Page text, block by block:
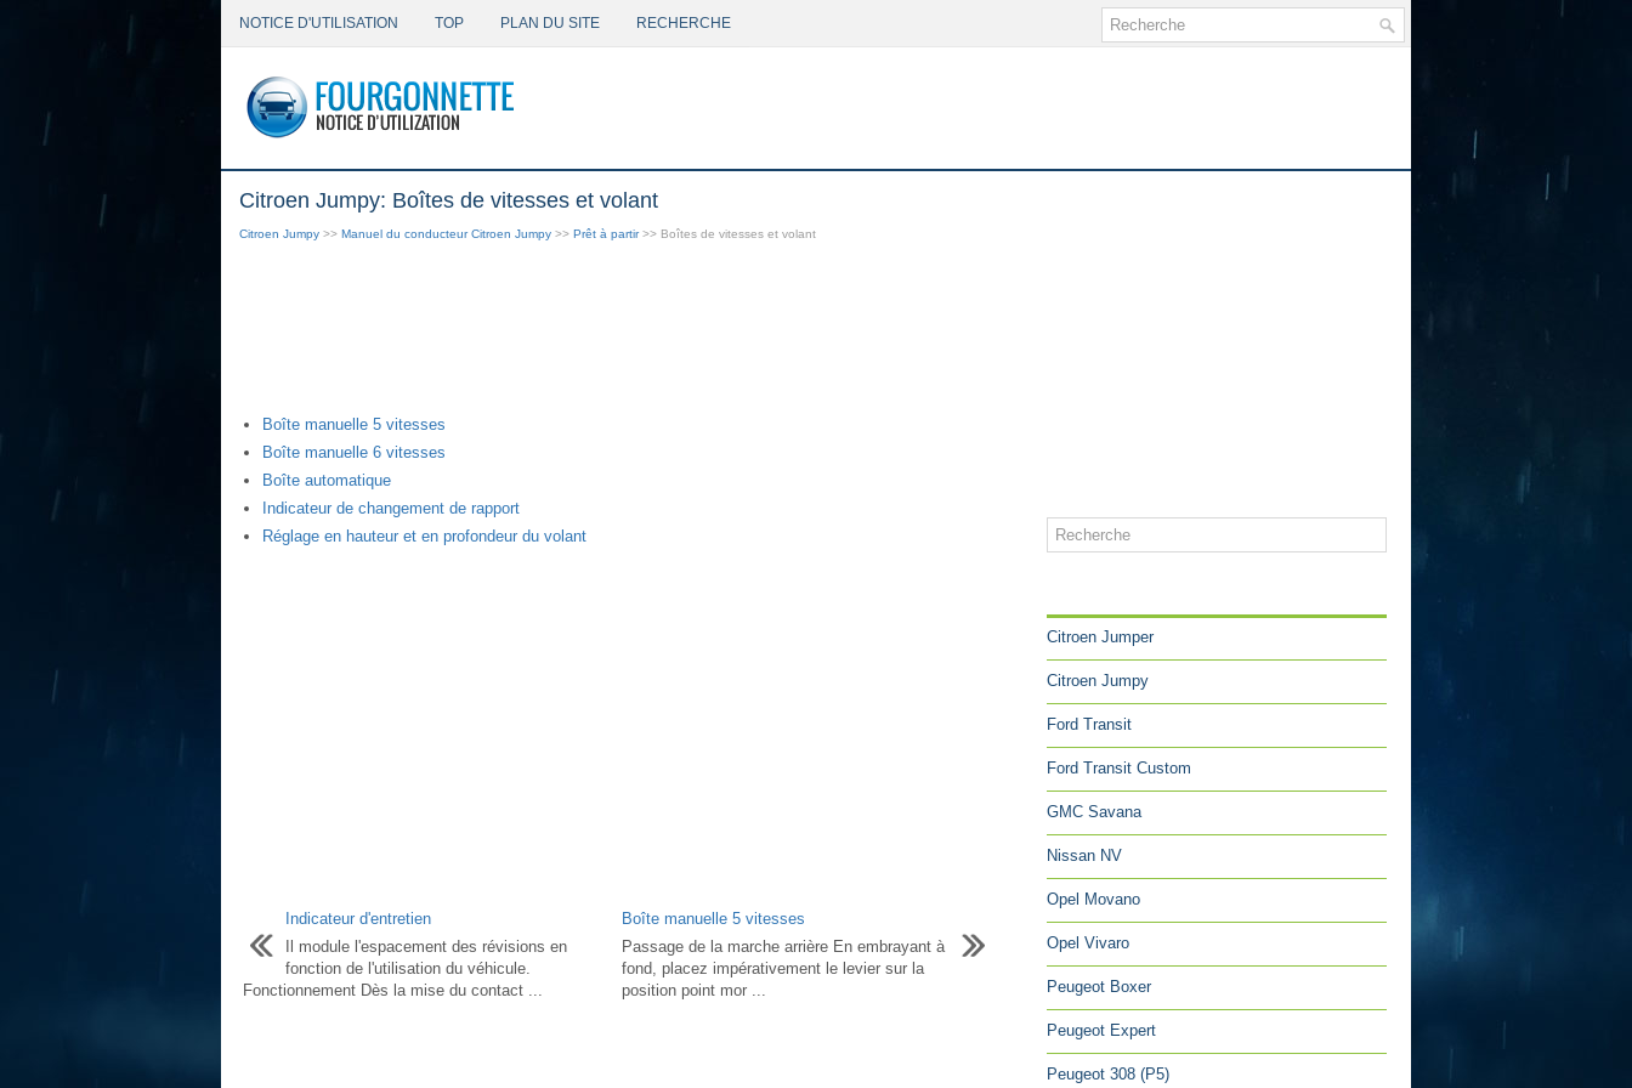
NOTICE D'UTILISATION TOP PLAN DU SITE RECHERCHE
Citroen Jumpy: Boîtes de vitesses et volant
Citroen Jumpy >> Manuel du conducteur Citroen Jumpy >> Prêt à partir>> Boîtes de vitesses et volant
Boîte manuelle 5 vitesses
Boîte manuelle 6 vitesses
Boîte automatique
Indicateur de changement de rapport
Réglage en hauteur et en profondeur du volant
Indicateur d'entretien
Il module l'espacement des révisions en
fonction de l'utilisation du véhicule.
Fonctionnement Dès la mise du contact ...
Boîte manuelle 5 vitesses
Passage de la marche arrière En embrayant à
fond, placez impérativement le levier sur la
position point mor ...
Citroen Jumper
Citroen Jumpy
Ford Transit
Ford Transit Custom
GMC Savana
Nissan NV
Opel Movano
Opel Vivaro
Peugeot Boxer
Peugeot Expert
Peugeot 308 (P5)